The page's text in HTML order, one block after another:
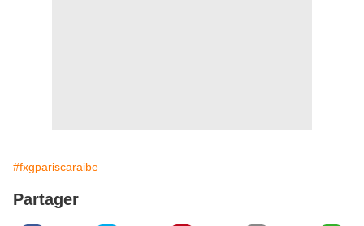
#fxgpariscaraibe
Partager